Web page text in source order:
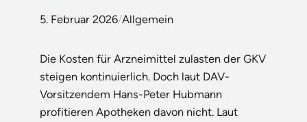
5. Februar 2026/Allgemein
Die Kosten für Arzneimittel zulasten der GKV
steigen kontinuierlich. Doch laut DAV-
Vorsitzendem Hans-Peter Hubmann
profitieren Apotheken davon nicht. Laut